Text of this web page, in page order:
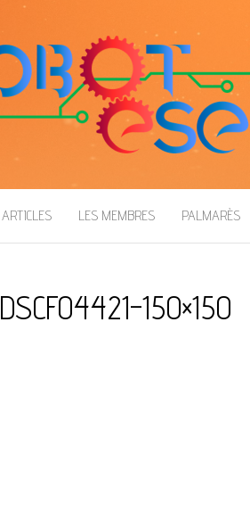
ARTICLES LES MEMBRES PALMARÈS
DSCF04421-150×150